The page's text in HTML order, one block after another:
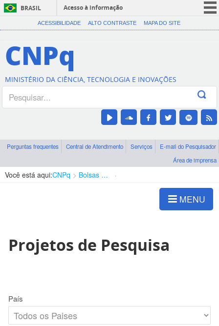
BRASIL
Acesso à informação
CORONAVÍRUS (COVID-19)
Canais
ACESSIBILIDADE ALTO CONTRASTE MAPA DO SITE
CNPq
MINISTÉRIO DA CIÊNCIA, TECNOLOGIA E INOVAÇÕES
Perguntas frequentes Central de Atendimento Serviços
E-mail do Pesquisador
Área de imprensa
Você está aqui:CNPq Bolsas e Auxílios Vigentes
MENU
Projetos de Pesquisa
País